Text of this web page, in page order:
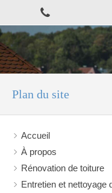
Plan du site
Accueil
À propos
Rénovation de toiture
Entretien et nettoyage